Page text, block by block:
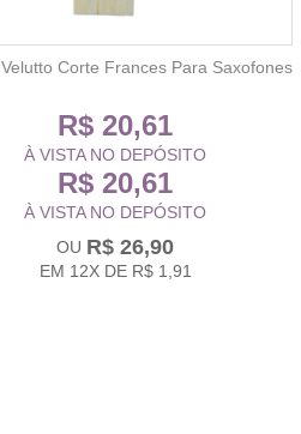
Corte Frances Para Saxofones
R$ 20,61
À VISTA NO DEPÓSITO
R$ 20,61
À VISTA NO DEPÓSITO
R$ 26,90
EM 12XDE R$ 1,91